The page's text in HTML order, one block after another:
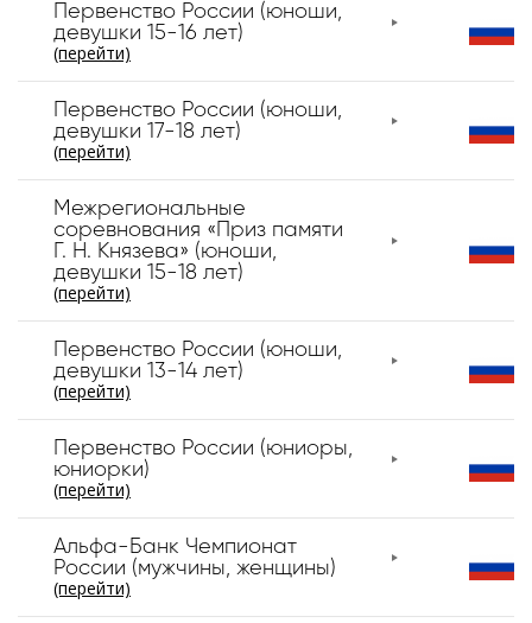
Первенство России (юноши,
девушки 15-16 лет)
(перейти)
Первенство России (юноши,
девушки 17-18 лет)
(перейти)
Межрегиональные
соревнования «Приз памяти
Г. Н. Князева» (юноши,
девушки 15-18 лет)
(перейти)
Первенство России (юноши,
девушки 13-14 лет)
(перейти)
Первенство России (юниоры,
юниорки)
(перейти)
Альфа-Банк Чемпионат
России (мужчины, женщины)
(перейти)